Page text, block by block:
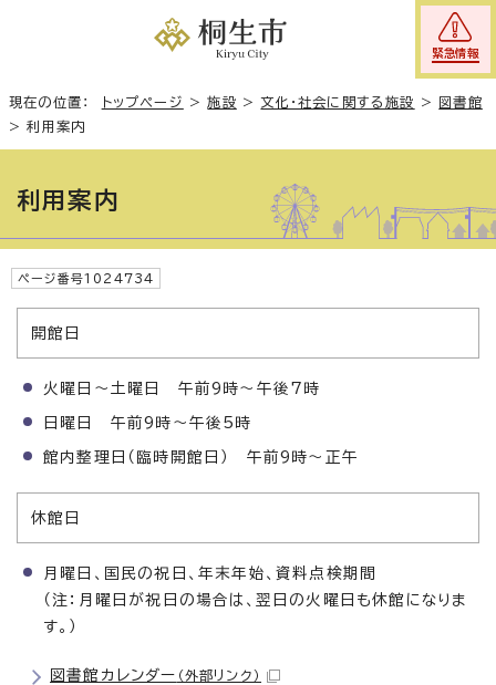
緊急情報
現在の位置： トップページ >施設 >文化・社会に関する施設 > 図書館
>利用案内
利用案内
ページ番号1024734
開館日
火曜日〜土曜日 午前9時〜午後7時
日曜日 午前9時〜午後5時
館内整理日（臨時開館日） 午前9時〜正午
休館日
月曜日、国民の祝日、年末年始、資料点検期間
（注：月曜日が祝日の場合は、翌日の火曜日も休館になりま
す。）
図書館カレンダー （外部リンク）